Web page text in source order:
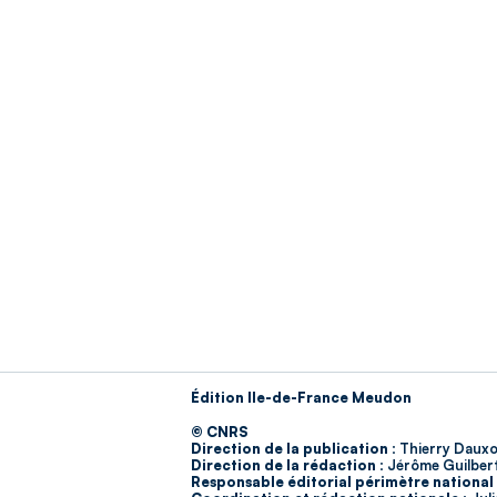
Édition Ile-de-France Meudon
© CNRS
Direction de la publication : Thierry
Direction de la rédaction : Jérôme
Responsable éditorial périmètre national